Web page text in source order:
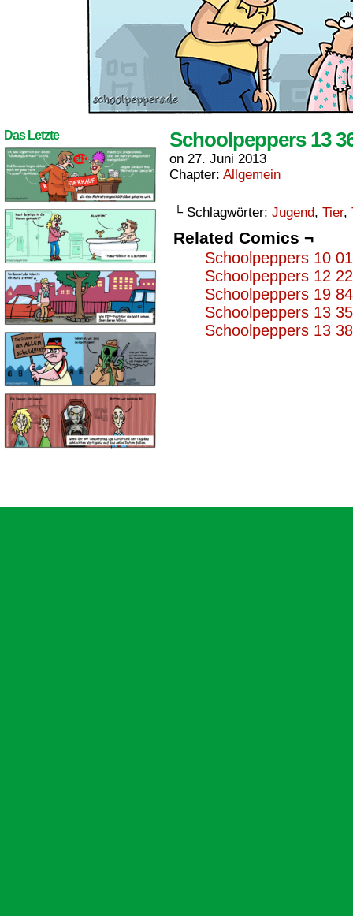
Das Letzte Schoolpeppers 13
on 27. Juni 2013
Chapter: Allgemein
└ Schlagwörter: Jugend, Tier,
Related Comics ¬
Schoolpeppers 10
Schoolpeppers 12
Schoolpeppers 19
Schoolpeppers 13
Schoolpeppers 13